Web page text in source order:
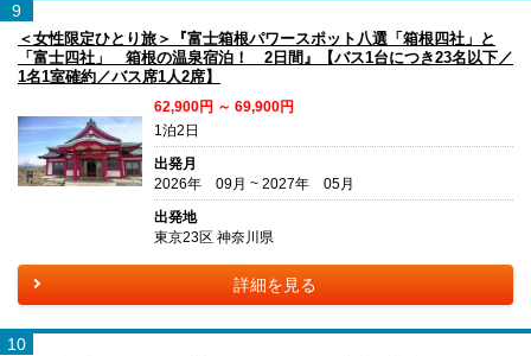
9
＜女性限定ひとり旅＞『富士箱根パワースポット八選「箱根四社」と
「富士四社」 箱根の温泉宿泊！ 2日間』【バス1台につき23名以下／
1名1室確約／バス席1人2席】
62,900円 ～ 69,900円
1泊2日
出発月
2026年 09月 ~ 2027年 05月
出発地
東京23区 神奈川県
詳細を見る
10